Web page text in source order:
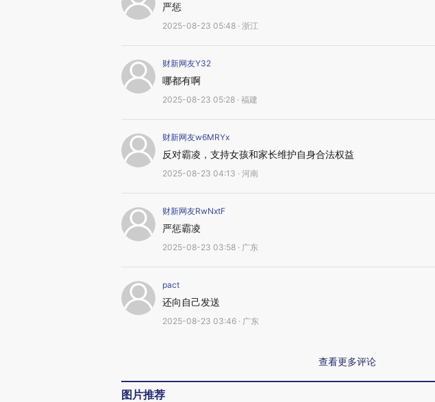
严惩
2025-08-23 05:48 · 浙江
财新网友Y32
哪都有啊
2025-08-23 05:28 · 福建
财新网友w6MRYx
反对霸凌，支持女孩和家长维护自身合法权益
2025-08-23 04:13 · 河南
财新网友RwNxtF
严惩霸凌
2025-08-23 03:58 · 广东
pact
还向自己发送
2025-08-23 03:46 · 广东
查看更多评论
图片推荐